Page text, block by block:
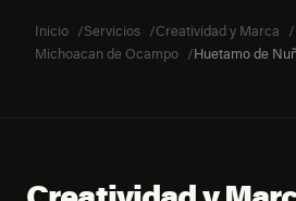
Inicio Servicios
Creatividad y Marca
Michoacan de Ocampo
Huetamo de